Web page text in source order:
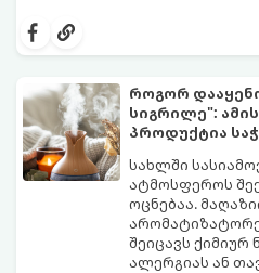
ეფექტური,
ლაქების
სიახლის
როგორ
სიგრილე":
პროდუქტია
სახლში
ატმოსფეროს
ოცნებაა.
შეიცავს ქიმიურ
ალერგიას ან